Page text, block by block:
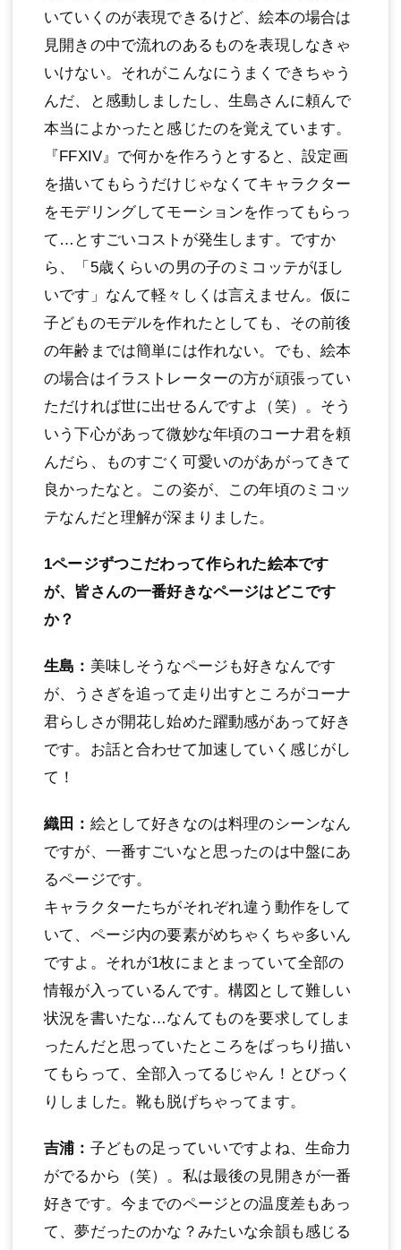
いていくのが表現できるけど、絵本の場合は
見開きの中で流れのあるものを表現しなきゃ
いけない。それがこんなにうまくできちゃう
んだ、と感動しましたし、生島さんに頼んで
本当によかったと感じたのを覚えています。
『FFXIV』で何かを作ろうとすると、設定画
を描いてもらうだけじゃなくてキャラクター
をモデリングしてモーションを作ってもらっ
て…とすごいコストが発生します。ですか
ら、「5歳くらいの男の子のミコッテがほし
いです」なんて軽々しくは言えません。仮に
子どものモデルを作れたとしても、その前後
の年齢までは簡単には作れない。でも、絵本
の場合はイラストレーターの方が頑張ってい
ただければ世に出せるんですよ（笑）。そう
いう下心があって微妙な年頃のコーナ君を頼
んだら、ものすごく可愛いのがあがってきて
良かったなと。この姿が、この年頃のミコッ
テなんだと理解が深まりました。
1ページずつこだわって作られた絵本です
が、皆さんの一番好きなページはどこです
か？
生島： 美味しそうなページも好きなんです
が、うさぎを追って走り出すところがコーナ
君らしさが開花し始めた躍動感があって好き
です。お話と合わせて加速していく感じがし
て！
織田： 絵として好きなのは料理のシーンなん
ですが、一番すごいなと思ったのは中盤にあ
るページです。
キャラクターたちがそれぞれ違う動作をして
いて、ページ内の要素がめちゃくちゃ多いん
ですよ。それが1枚にまとまっていて全部の
情報が入っているんです。構図として難しい
状況を書いたな…なんてものを要求してしま
ったんだと思っていたところをばっちり描い
てもらって、全部入ってるじゃん！とびっく
りしました。靴も脱げちゃってます。
吉浦： 子どもの足っていいですよね、生命力
がでるから（笑）。私は最後の見開きが一番
好きです。今までのページとの温度差もあっ
て、夢だったのかな？みたいな余韻も感じる